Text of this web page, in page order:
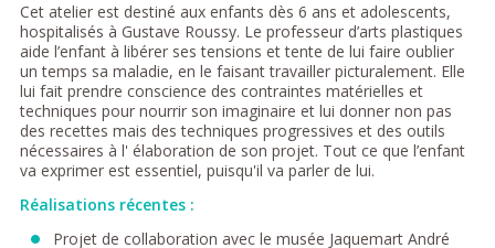
Cet atelier est destiné aux enfants dès 6 ans et adolescents,
hospitalisés à Gustave Roussy. Le professeur d’arts plastiques
aide l’enfant à libérer ses tensions et tente de lui faire oublier
un temps sa maladie, en le faisant travailler picturalement. Elle
lui fait prendre conscience des contraintes matérielles et
techniques pour nourrir son imaginaire et lui donner non pas
des recettes mais des techniques progressives et des outils
nécessaires à l' élaboration de son projet. Tout ce que l’enfant
va exprimer est essentiel, puisqu'il va parler de lui.
Réalisations récentes :
Projet de collaboration avec le musée Jaquemart André